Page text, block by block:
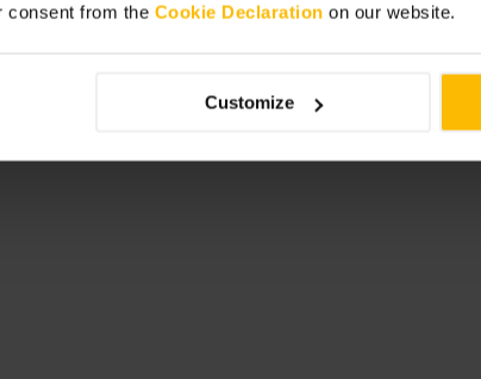
consent from the Cookie Declaration on our website.
Customize